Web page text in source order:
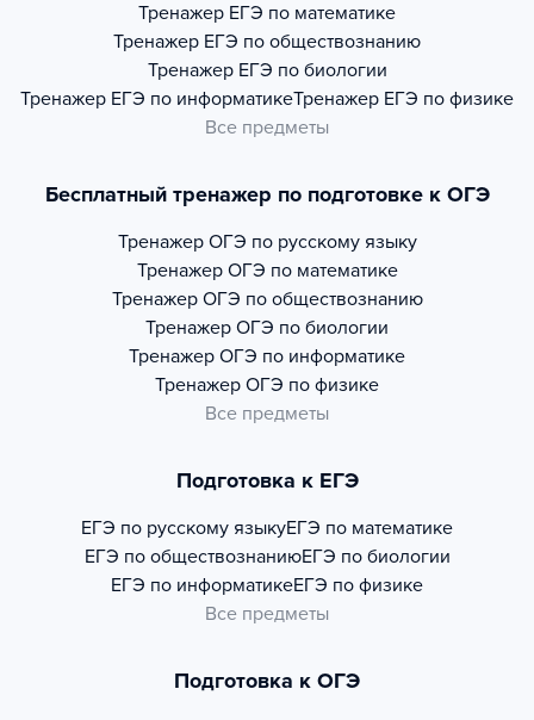
Тренажер ЕГЭ по математике
Тренажер ЕГЭ по обществознанию
Тренажер ЕГЭ по биологии
Тренажер ЕГЭ по информатикеТренажер ЕГЭ по физике
Все предметы
Бесплатный тренажер по подготовке к ОГЭ
Тренажер ОГЭ по русскому языку
Тренажер ОГЭ по математике
Тренажер ОГЭ по обществознанию
Тренажер ОГЭ по биологии
Тренажер ОГЭ по информатике
Тренажер ОГЭ по физике
Все предметы
Подготовка к ЕГЭ
ЕГЭ по русскому языкуЕГЭ по математике
ЕГЭ по обществознаниюЕГЭ по биологии
ЕГЭ по информатикеЕГЭ по физике
Все предметы
Подготовка к ОГЭ